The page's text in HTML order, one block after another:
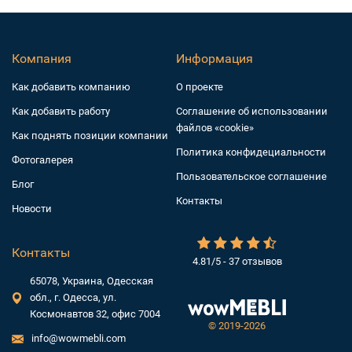
© 2019-2026
4.81/5 - 37 отзывов
Компания
Как добавить компанию
Как добавить работу
Как поднять позиции компании
Фотогалерея
Блог
Новости
Информация
О проекте
Соглашение об использовании
файлов «cookie»
Политика конфидециальности
Пользовательское соглашение
Контакты
Контакты
65078, Украина, Одесская
обл., г. Одесса, ул.
Космонавтов 32, офис 7004
info@wowmebli.com